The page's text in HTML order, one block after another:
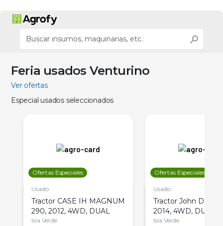
Feria usados Venturino
Ver ofertas
Especial usados seleccionados
Ofertas Especiales
Usado
Tractor CASE IH MAGNUM
290, 2012, 4WD, DUAL
Isla Verde
Ofertas Especiales
Usado
Tractor John Deere
2014, 4WD, DUAL
Isla Verde